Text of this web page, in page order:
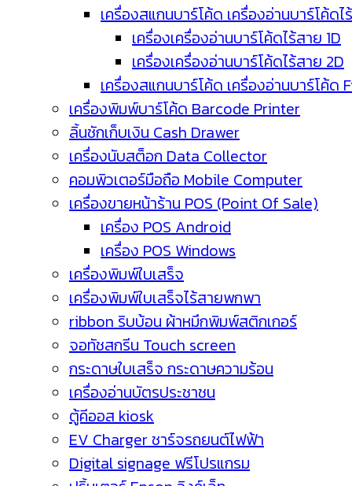
เครื่องสแกนบาร์โค้ด เครื่องอ่านบาร์โค้ดไ
เครื่องเครื่องอ่านบาร์โค้ดไร้สาย 1D
เครื่องเครื่องอ่านบาร์โค้ดไร้สาย 2D
เครื่องสแกนบาร์โค้ด เครื่องอ่านบาร์โค้ด
เครื่องพิมพ์บาร์โค้ด Barcode Printer
ลิ้นชักเก็บเงิน Cash Drawer
เครื่องนับสต็อก Data Collector
คอมพิวเตอร์มือถือ Mobile Computer
เครื่องขายหน้าร้าน POS (Point Of Sale)
เครื่อง POS Android
เครื่อง POS Windows
เครื่องพิมพ์ใบเสร็จ
เครื่องพิมพ์ใบเสร็จไร้สายพกพา
ribbon ริบบ้อน ผ้าหมึกพิมพ์สติกเกอร์
จอทัชสกรีน Touch screen
กระดาษใบเสร็จ กระดาษความร้อน
เครื่องอ่านบัตรประชาชน
ตู้คีออส kiosk
EV Charger ชาร์จรถยนต์ไฟฟ้า
Digital signage ฟรีโปรแกรม